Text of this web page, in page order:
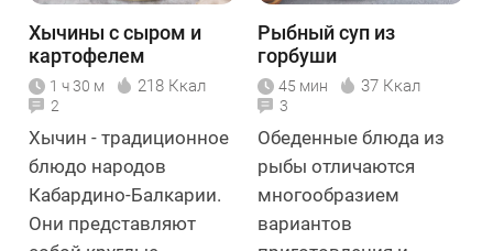
Хычины с сыром и
картофелем
1 ч 30 м 218 Ккал
2
Хычин - традиционное
блюдо народов
Кабардино-Балкарии.
Они представляют
Рыбный суп из
горбуши
45 мин 37 Ккал
3
Обеденные блюда из
рыбы отличаются
многообразием
вариантов